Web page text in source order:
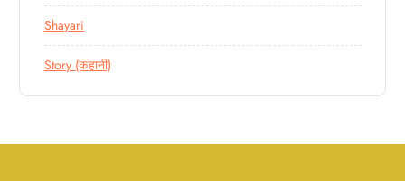
Shayari
Story (कहानी)